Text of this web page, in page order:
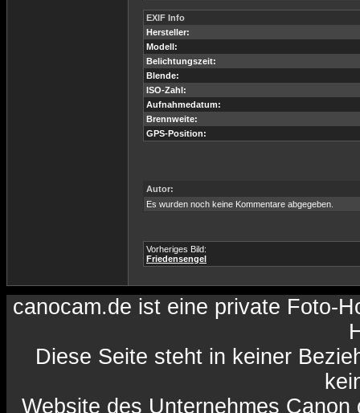
EXIF Info
Hersteller:
Modell:
Belichtungszeit:
Blende:
ISO-Zahl:
Aufnahmedatum:
Brennweite:
GPS-Position:
Autor:
Es wurden noch keine Kommentare abgegeben.
Vorheriges Bild:
Friedensengel
canocam.de ist eine private Foto-
Diese Seite steht in keiner
Website des Unternehmes